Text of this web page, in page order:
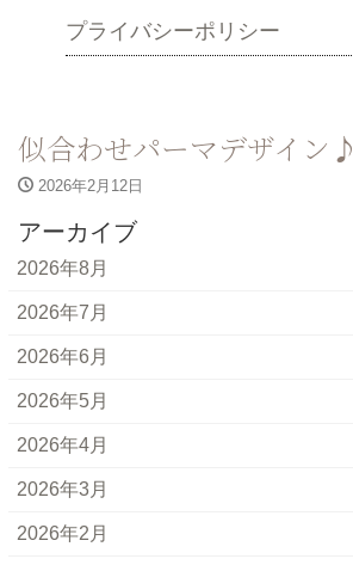
プライバシーポリシー
似合わせパーマデザイン♪
2026年2月12日
アーカイブ
2026年8月
2026年7月
2026年6月
2026年5月
2026年4月
2026年3月
2026年2月